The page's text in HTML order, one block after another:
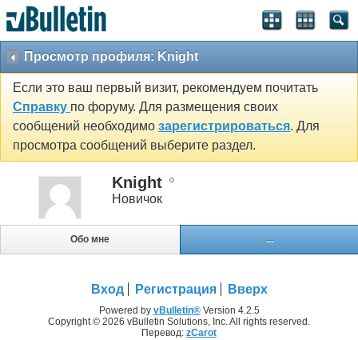
Просмотр профиля: Knight
Если это ваш первый визит, рекомендуем почитать
Справку по форуму. Для размещения своих
сообщений необходимо зарегистрироваться. Для
просмотра сообщений выберите раздел.
Knight
Новичок
Обо мне ...
Вход Регистрация Вверх
Powered by vBulletin®Version 4.2.5
Copyright © 2026 vBulletin Solutions, Inc. All rights reserved.
Перевод: zCarot